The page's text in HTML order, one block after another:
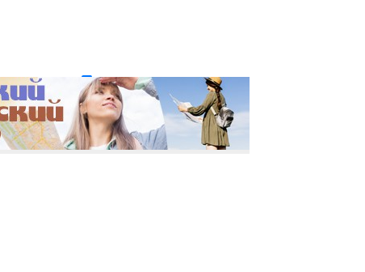
Регистрация